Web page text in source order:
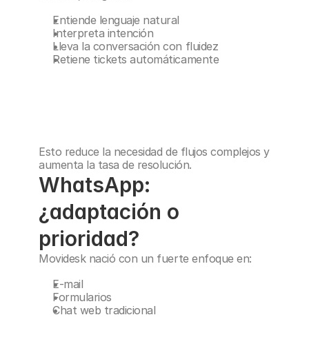
Entiende lenguaje natural
Interpreta intención
Lleva la conversación con fluidez
Retiene tickets automáticamente
Esto reduce la necesidad de flujos complejos y
aumenta la tasa de resolución.
WhatsApp:
¿adaptación o
prioridad?
Movidesk nació con un fuerte enfoque en:
E-mail
Formularios
Chat web tradicional